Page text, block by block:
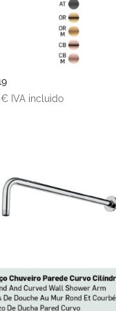
€ IVA incluido